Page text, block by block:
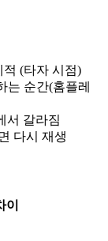
적 (타자 시점)
는 순간(홈플레
서 갈라짐
다시 재생
이